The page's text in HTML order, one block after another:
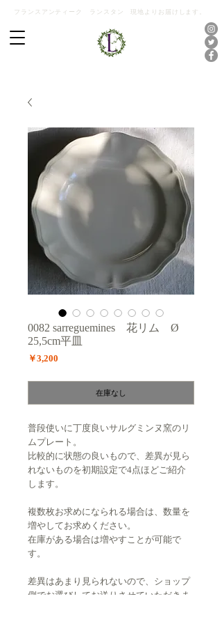
フランスアンティーク ランスタン 現地よりお届けします。
0082 sarreguemines 花リム Ø
25,5cm平皿
￥3,200
在庫なし
普段使いに丁度良いサルグミンヌ窯のリ
ムプレート。
比較的に状態の良いもので、差異が見ら
れないものを初期設定で4点ほどご紹介
します。
複数枚お求めになられる場合は、数量を
増やしてお求めください。
在庫がある場合は増やすことが可能で
す。
差異はあまり見られないので、ショップ
側でお選びしてお送りさせていただきま